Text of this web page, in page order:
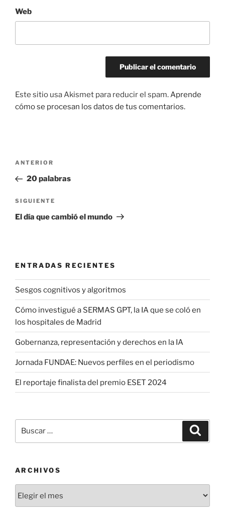
Web
Este sitio usa Akismet para reducir el spam.Aprende
cómo se procesan los datos de tus comentarios.
Navegación
entradas
Entrada
anterior:
ANTERIOR
20 palabras
Siguiente
entrada
SIGUIENTE
El día que cambió el mundo
ENTRADAS RECIENTES
Sesgos cognitivos y algoritmos
Cómo investigué a SERMAS GPT, la IA que se coló en
los hospitales de Madrid
Gobernanza, representación y derechos en la IA
Jornada FUNDAE: Nuevos perfiles en el periodismo
El reportaje finalista del premio ESET 2024
por:
ARCHIVOS